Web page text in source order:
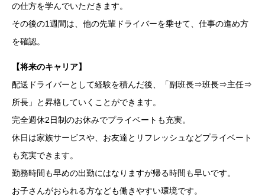
の仕方を学んでいただきます。
その後の1週間は、他の先輩ドライバーを乗せて、仕事の進め方
を確認。
【将来のキャリア】
配送ドライバーとして経験を積んだ後、「副班長⇒班長⇒主任⇒
所長」と昇格していくことができます。
完全週休2日制のお休みでプライベートも充実。
休日は家族サービスや、お友達とリフレッシュなどプライベート
も充実できます。
勤務時間も早めの出勤にはなりますが帰る時間も早いです。
お子さんがおられる方なども働きやすい環境です。